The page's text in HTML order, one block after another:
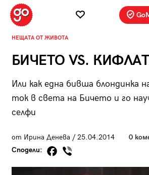
НЕЩАТА ОТ ЖИВОТА
БИЧЕТО VS.
Или как една бивша блондинка
ток в света на Бичето и го
селфи
от Ирина Денева / 25.04.2014
0
Сподели: